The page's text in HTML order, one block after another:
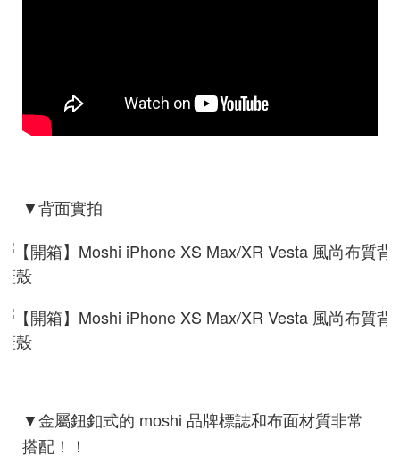
▼背面實拍
▼金屬鈕釦式的 moshi 品牌標誌和布面材質非常
搭配！！